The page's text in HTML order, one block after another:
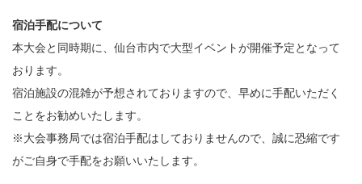
宿泊手配について
本大会と同時期に、仙台市内で大型イベントが開催予定となって
おります。
宿泊施設の混雑が予想されておりますので、早めに手配いただく
ことをお勧めいたします。
※大会事務局では宿泊手配はしておりませんので、誠に恐縮です
がご自身で手配をお願いいたします。